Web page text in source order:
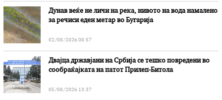
Дунав веќе не личи на река, нивото на вода намалено
за речиси еден метар во Бугарија
02/08/2026 08:57
Двајца државјани на Србија се тешко повредени во
сообраќајката на патот Прилеп-Битола
05/08/2026 13:37